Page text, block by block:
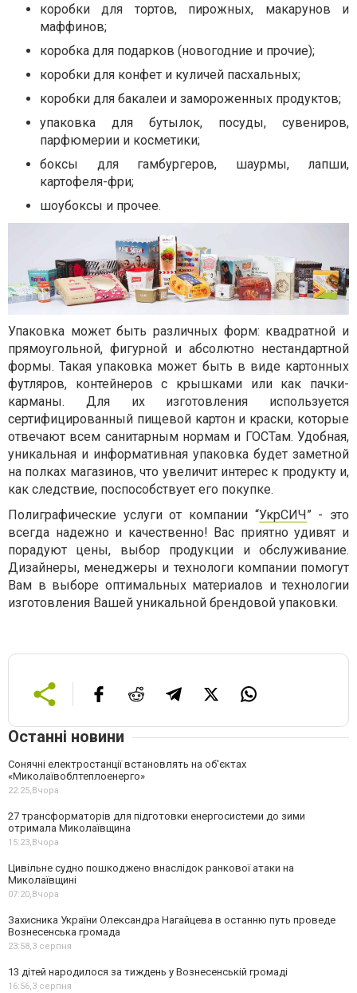
коробки для тортов, пирожных, макарунов и
маффинов;
коробка для подарков (новогодние и прочие);
коробки для конфет и куличей пасхальных;
коробки для бакалеи и замороженных продуктов;
упаковка для бутылок, посуды, сувениров,
парфюмерии и косметики;
боксы для гамбургеров, шаурмы, лапши,
картофеля-фри;
шоубоксы и прочее.
Упаковка может быть различных форм: квадратной и
прямоугольной, фигурной и абсолютно нестандартной
формы. Такая упаковка может быть в виде картонных
футляров, контейнеров с крышками или как пачки-
карманы. Для их изготовления используется
сертифицированный пищевой картон и краски, которые
отвечают всем санитарным нормам и ГОСТам. Удобная,
уникальная и информативная упаковка будет заметной
на полках магазинов, что увеличит интерес к продукту и,
как следствие, поспособствует его покупке.
Полиграфические услуги от компании “УкрСИЧ” - это
всегда надежно и качественно! Вас приятно удивят и
порадуют цены, выбор продукции и обслуживание.
Дизайнеры, менеджеры и технологи компании помогут
Вам в выборе оптимальных материалов и технологии
изготовления Вашей уникальной брендовой упаковки.
Останні новини
Сонячні електростанції встановлять на об'єктах
«Миколаївоблтеплоенерго»
22:25,Вчора
27 трансформаторів для підготовки енергосистеми до зими
отримала Миколаївщина
15:23,Вчора
Цивільне судно пошкоджено внаслідок ранкової атаки на
Миколаївщині
07:20,Вчора
Захисника України Олександра Нагайцева в останню путь проведе
Вознесенська громада
23:58,3 серпня
13 дітей народилося за тиждень у Вознесенській громаді
16:56,3 серпня